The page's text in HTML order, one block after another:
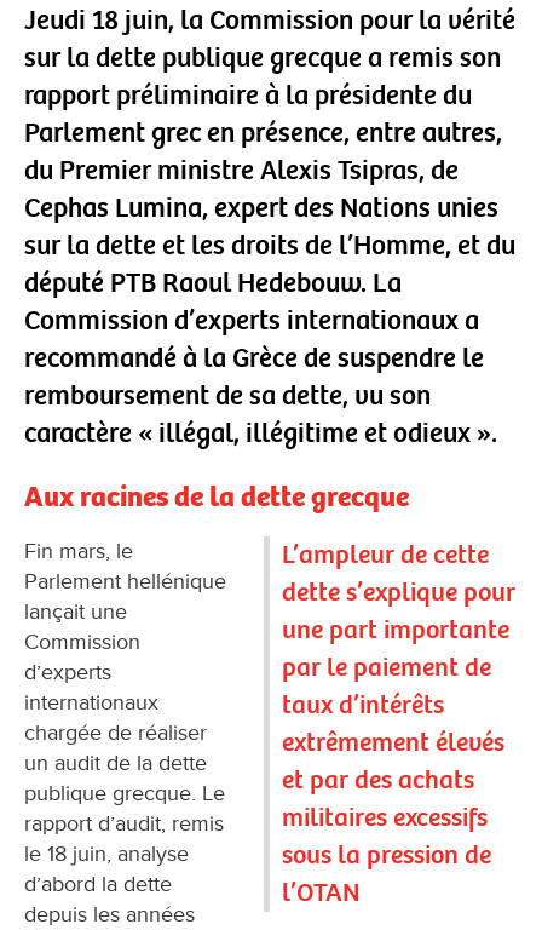
Jeudi 18 juin, la Commission pour la vérité
sur la dette publique grecque a remis son
rapport préliminaire à la présidente du
Parlement grec en présence, entre autres,
du Premier ministre Alexis Tsipras, de
Cephas Lumina, expert des Nations unies
sur la dette et les droits de l’Homme, et du
député PTB Raoul Hedebouw. La
Commission d’experts internationaux a
recommandé à la Grèce de suspendre le
remboursement de sa dette, vu son
caractère « illégal, illégitime et odieux ».
Aux racines de la dette grecque
L’ampleur de cette
dette s’explique pour
une part importante
par le paiement de
taux d’intérêts
extrêmement élevés
et par des achats
militaires excessifs
sous la pression de
l’OTAN
Fin mars, le
Parlement hellénique
lançait une
Commission
d’experts
internationaux
chargée de réaliser
un audit de la dette
publique grecque. Le
rapport d’audit, remis
le 18 juin, analyse
d’abord la dette
depuis les années